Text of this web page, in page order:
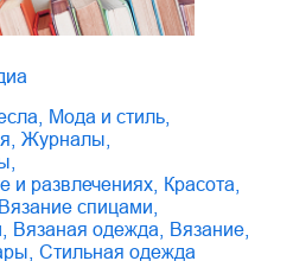
мода и стиль
журналы
и развлечениях
красота
вязание спицами
вязаная одежда вязание
стильная одежда